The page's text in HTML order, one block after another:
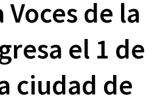
de la
el 1 de
ciudad de